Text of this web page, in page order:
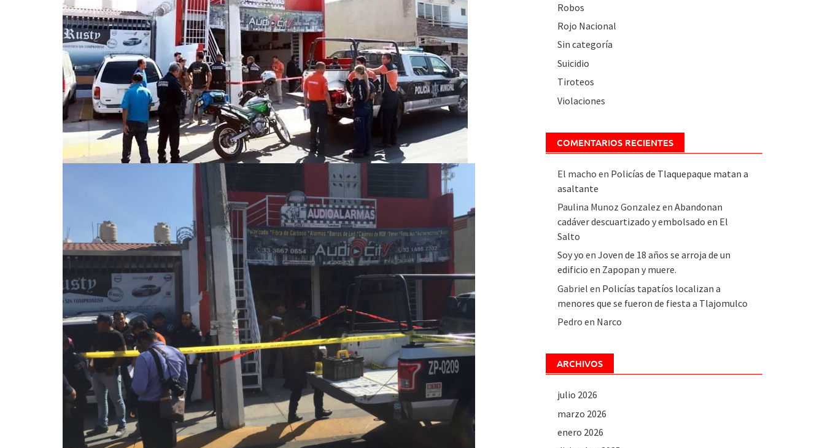
Robos
Rojo Nacional
Sin categoría
Suicidio
Tiroteos
Violaciones
COMENTARIOS RECIENTES
El macho en Policías de Tlaquepaque matan a
asaltante
Paulina Munoz Gonzalez en Abandonan
cadáver descuartizado y embolsado en El
Salto
Soy yo en Joven de 18 años se arroja de un
edificio en Zapopan y muere.
Gabriel en Policías tapatíos localizan a
menores que se fueron de fiesta a Tlajomulco
Pedro en Narco
ARCHIVOS
julio 2026
marzo 2026
enero 2026